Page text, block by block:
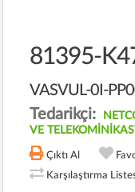
81395-
VASVUL-0I-
Tedarikçi:
VE
Çıktı Al
Karşılaştırma